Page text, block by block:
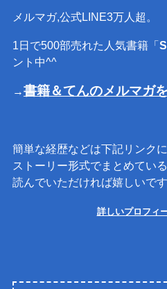
メルマガ,公式LINE3万人超。
1日で500部売れた人気書籍「
ント中^^
→書籍＆てんのメルマガ
簡単な経歴などは下記リンクに
ストーリー形式でまとめてい
読んでいただければ嬉しいです
詳しいプロフィ